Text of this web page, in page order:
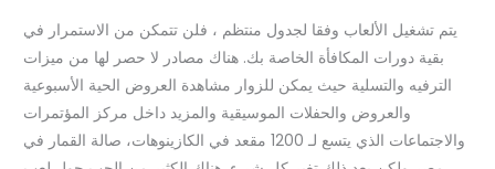
يتم تشغيل الألعاب وفقا لجدول منتظم ، فلن تتمكن من الاستمرار في
بقية دورات المكافأة الخاصة بك. هناك مصادر لا حصر لها من ميزات
الترفيه والتسلية حيث يمكن للزوار مشاهدة العروض الحية الأسبوعية
والعروض والحفلات الموسيقية والمزيد داخل مركز المؤتمرات
والاجتماعات الذي يتسع لـ 1200 مقعد في الكازينوهات، صالة القمار في